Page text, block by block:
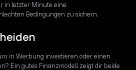
in letzter Minute eine
Bedingungen zu sichern.
in Werbung investieren oder einen
Ein gutes Finanzmodell zeigt dir beide